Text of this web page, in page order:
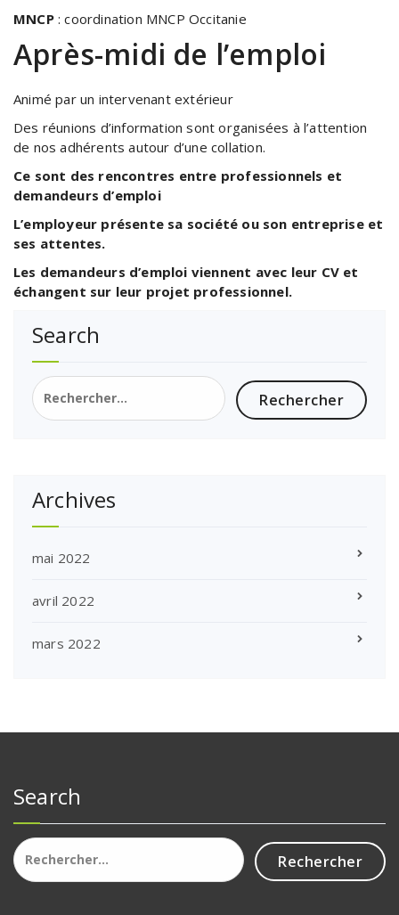
MNCP: coordination MNCP Occitanie
Après-midi de l’emploi
Animé par un intervenant extérieur
Des réunions d’information sont organisées à l’attention
de nos adhérents autour d’une collation.
Ce sont des rencontres entre professionnels et
demandeurs d’emploi
L’employeur présente sa société ou son entreprise et
ses attentes.
Les demandeurs d’emploi viennent avec leur CV et
échangent sur leur projet professionnel.
Search
Rechercher :
Archives
mai 2022
avril 2022
mars 2022
Search
Rechercher :